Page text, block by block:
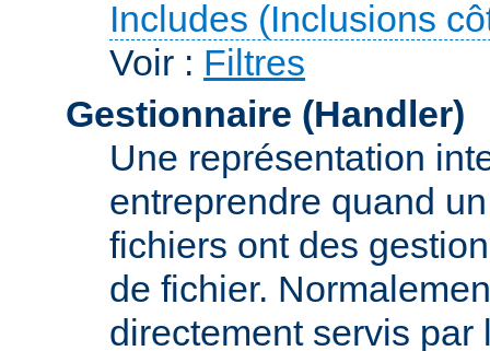
Includes (Inclusions
Voir : Filtres
Gestionnaire (Handler)
Une représentation
entreprendre quand
fichiers ont des
de fichier.
directement servis par